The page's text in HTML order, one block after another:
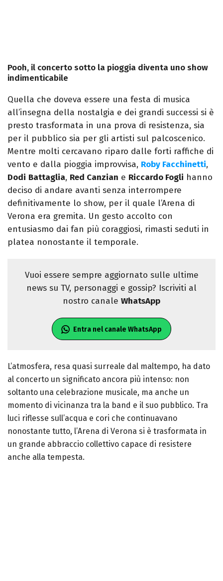
Pooh, il concerto sotto la pioggia diventa uno show
indimenticabile
Quella che doveva essere una festa di musica
all’insegna della nostalgia e dei grandi successi si è
presto trasformata in una prova di resistenza, sia
per il pubblico sia per gli artisti sul palcoscenico.
Mentre molti cercavano riparo dalle forti raffiche di
vento e dalla pioggia improvvisa, Roby Facchinetti,
Dodi Battaglia, Red Canzian e Riccardo Fogli hanno
deciso di andare avanti senza interrompere
definitivamente lo show, per il quale l’Arena di
Verona era gremita. Un gesto accolto con
entusiasmo dai fan più coraggiosi, rimasti seduti in
platea nonostante il temporale.
Vuoi essere sempre aggiornato sulle ultime
news su TV, personaggi e gossip? Iscriviti al
nostro canale WhatsApp
Entra nel canale WhatsApp
L’atmosfera, resa quasi surreale dal maltempo, ha dato
al concerto un significato ancora più intenso: non
soltanto una celebrazione musicale, ma anche un
momento di vicinanza tra la band e il suo pubblico. Tra
luci riflesse sull’acqua e cori che continuavano
nonostante tutto, l’Arena di Verona si è trasformata in
un grande abbraccio collettivo capace di resistere
anche alla tempesta.